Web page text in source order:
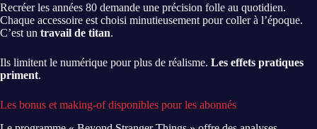
Recréer les années 80 demande une précision folle au quotidien.
Chaque accessoire est choisi minutieusement pour coller à l’époque.
C’est un travail de titan.
Ils limitent le numérique pour plus de réalisme. Les effets pratiques
priment.
Les bonus et making-of disponibles pour les abonnés